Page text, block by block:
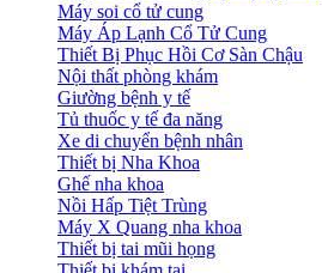
Máy soi cổ tử cung
Máy Áp Lạnh Cổ Tử Cung
Thiết Bị Phục Hồi Cơ Sàn Chậu
Nội thất phòng khám
Giường bệnh y tế
Tủ thuốc y tế đa năng
Xe di chuyển bệnh nhân
Thiết bị Nha Khoa
Ghế nha khoa
Nồi Hấp Tiệt Trùng
Máy X Quang nha khoa
Thiết bị tai mũi họng